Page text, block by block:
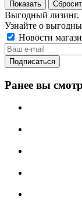
Выгодный лизинг.
Узнайте о
Новости
Ранее вы